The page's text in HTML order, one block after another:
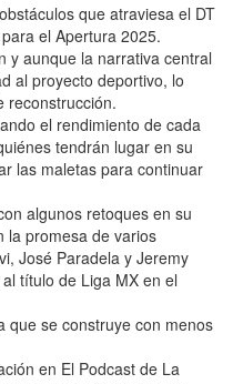
que atraviesa el DT
el Apertura 2025.
y aunque la narrativa central
al proyecto deportivo, lo
reconstrucción.
el rendimiento de cada
tendrán lugar en su
las maletas para continuar
algunos retoques en su
la promesa de varios
José Paradela y Jeremy
título de Liga MX en el
que se construye con menos
en El Podcast de La